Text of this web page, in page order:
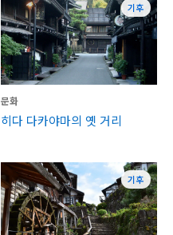
기후
문화
히다 다카야마의 옛 거리
기후